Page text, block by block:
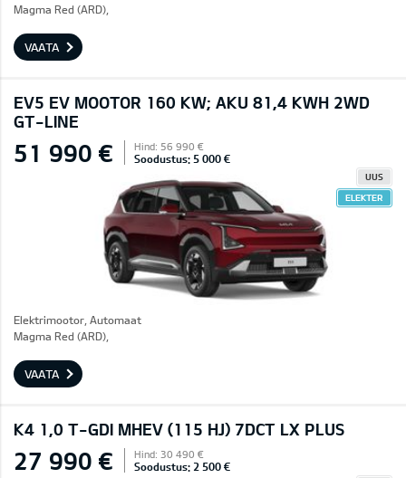
Magma Red (ARD),
VAATA
EV5 EV MOOTOR 160 KW; AKU 81,4 KWH 2WD
GT-LINE
51 990 € Hind: 56 990 €
Soodustus: 5 000 €
UUS
ELEKTER
Elektrimootor, Automaat
Magma Red (ARD),
VAATA
K4 1,0 T-GDI MHEV (115 HJ) 7DCT LX PLUS
27 990 € Hind: 30 490 €
Soodustus: 2 500 €